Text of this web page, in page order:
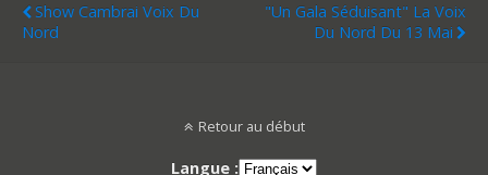
Show Cambrai Voix Du
Nord
"un Gala Séduisant" La Voix
Du Nord Du 13 Mai
Retour au début
Langue :